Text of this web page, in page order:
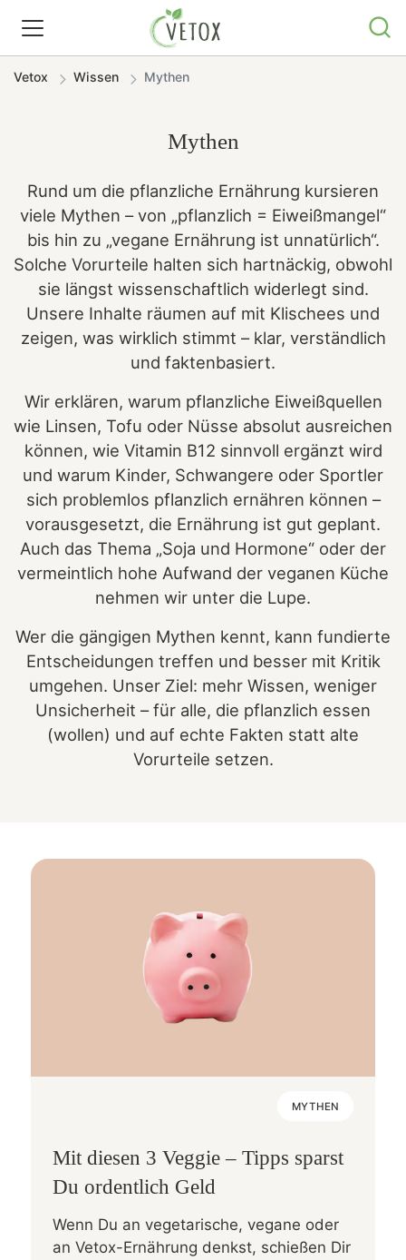
REZEPTWELT
SHOP
GRATIS ERNÄHRUNGSTIPPS
Vetox Wissen Mythen
Mythen
Rund um die pflanzliche Ernährung kursieren
viele Mythen – von „pflanzlich = Eiweißmangel“
bis hin zu „vegane Ernährung ist unnatürlich“.
Solche Vorurteile halten sich hartnäckig, obwohl
sie längst wissenschaftlich widerlegt sind.
Unsere Inhalte räumen auf mit Klischees und
zeigen, was wirklich stimmt – klar, verständlich
und faktenbasiert.
Wir erklären, warum pflanzliche Eiweißquellen
wie Linsen, Tofu oder Nüsse absolut ausreichen
können, wie Vitamin B12 sinnvoll ergänzt wird
und warum Kinder, Schwangere oder Sportler
sich problemlos pflanzlich ernähren können –
vorausgesetzt, die Ernährung ist gut geplant.
Auch das Thema „Soja und Hormone“ oder der
vermeintlich hohe Aufwand der veganen Küche
nehmen wir unter die Lupe.
Wer die gängigen Mythen kennt, kann fundierte
Entscheidungen treffen und besser mit Kritik
umgehen. Unser Ziel: mehr Wissen, weniger
Unsicherheit – für alle, die pflanzlich essen
(wollen) und auf echte Fakten statt alte
Vorurteile setzen.
MYTHEN
Mit diesen 3 Veggie – Tipps sparst
Du ordentlich Geld
Wenn Du an vegetarische, vegane oder
an Vetox-Ernährung denkst, schießen Dir